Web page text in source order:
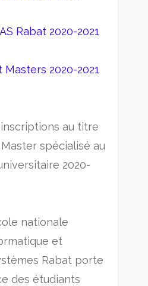
Rabat 2020-2021
Masters 2020-2021
au titre
spécialisé au
2020-
nationale
et
Rabat porte
des étudiants